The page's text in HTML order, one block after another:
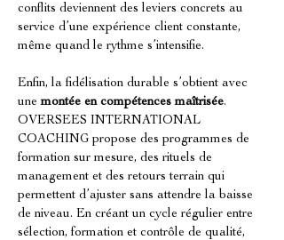
conflits deviennent des leviers concrets au
service d’une expérience client constante,
même quand le rythme s’intensifie.
Enfin, la fidélisation durable s’obtient avec
une montée en compétences maîtrisée.
OVERSEES INTERNATIONAL
COACHING propose des programmes de
formation sur mesure, des rituels de
management et des retours terrain qui
permettent d’ajuster sans attendre la baisse
de niveau. En créant un cycle régulier entre
sélection, formation et contrôle de qualité,